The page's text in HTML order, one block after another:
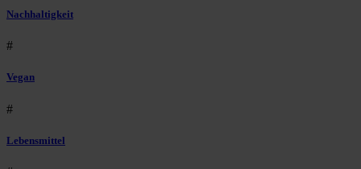
Nachhaltigkeit
#
Vegan
#
Lebensmittel